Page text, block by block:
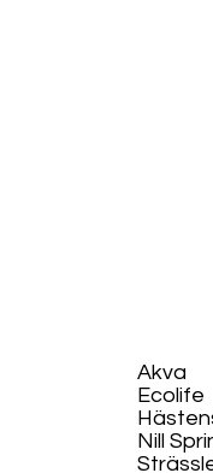
Akva
Ecolife​
Nill